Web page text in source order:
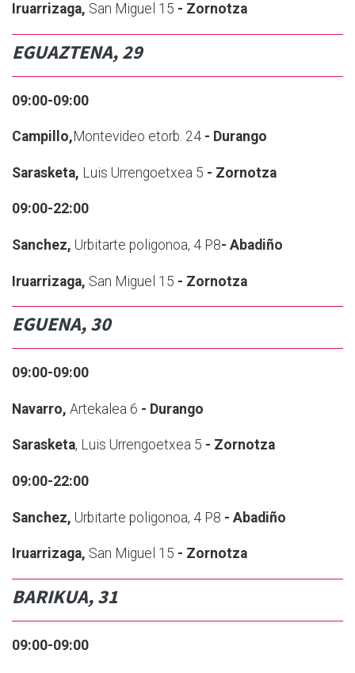
Iruarrizaga, San Miguel 15 - Zornotza
EGUAZTENA, 29
09:00-09:00
Campillo, Montevideo etorb. 24 - Durango
Sarasketa, Luis Urrengoetxea 5 - Zornotza
09:00-22:00
Sanchez, Urbitarte poligonoa, 4 P8- Abadiño
Iruarrizaga, San Miguel 15 - Zornotza
EGUENA, 30
09:00-09:00
Navarro, Artekalea 6 - Durango
Sarasketa, Luis Urrengoetxea 5 - Zornotza
09:00-22:00
Sanchez, Urbitarte poligonoa, 4 P8 - Abadiño
Iruarrizaga, San Miguel 15 - Zornotza
BARIKUA, 31
09:00-09:00